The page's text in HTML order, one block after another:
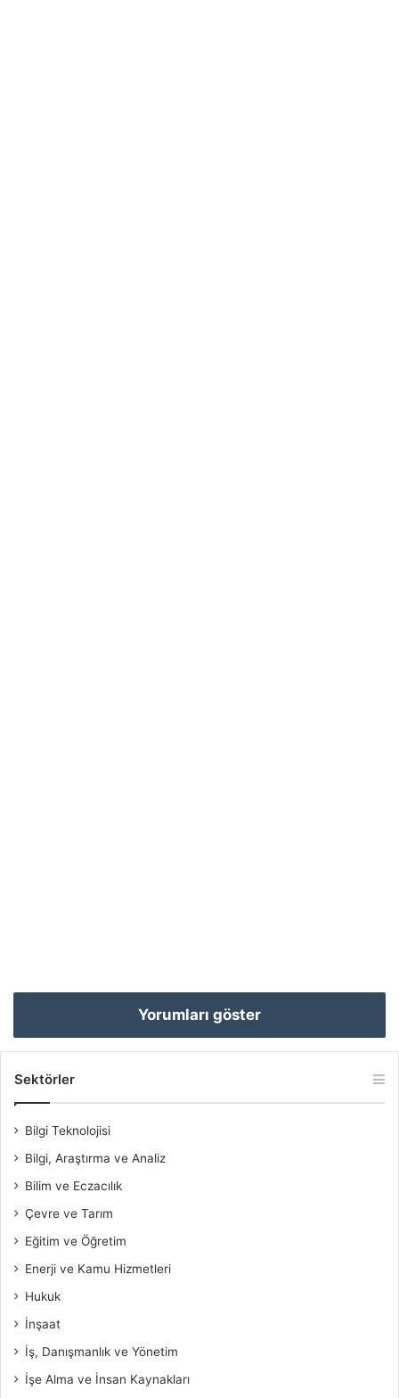
Yorumları göster
Sektörler
Bilgi Teknolojisi
Bilgi, Araştırma ve Analiz
Bilim ve Eczacılık
Çevre ve Tarım
Eğitim ve Öğretim
Enerji ve Kamu Hizmetleri
Hukuk
İnşaat
İş, Danışmanlık ve Yönetim
İşe Alma ve İnsan Kaynakları